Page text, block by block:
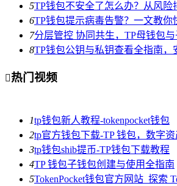
5TP钱包不安全了怎么办？从风
6TP钱包提示病毒告警？一文教你
7分层管控 协同共生，TP母钱包
8TP钱包公钥与私钥查看全指南，
热门视频
1tp钱包新人教程-tokenpocket钱包
2tp官方钱包下载-TP 钱包，数字
3tp钱包shib提币-TP钱包下载教程
4TP 钱包子钱包创建与使用全指南
5TokenPocket钱包官方网站_探索